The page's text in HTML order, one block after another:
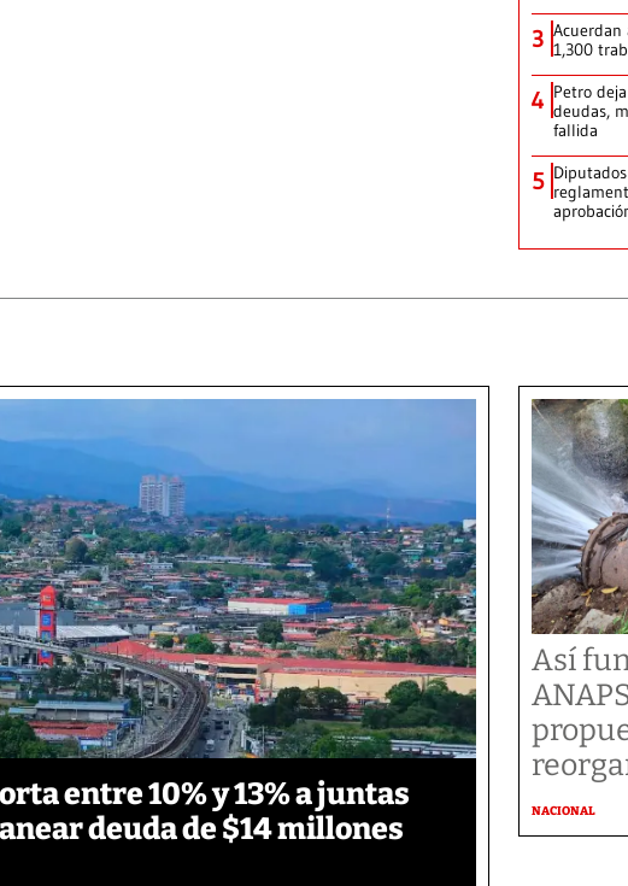
3 Acuerdan
1,300
4 Petro
deudas,
fallida
5
entre 10% y 13% a juntas
deuda de $14 millones
Así
NACIONAL